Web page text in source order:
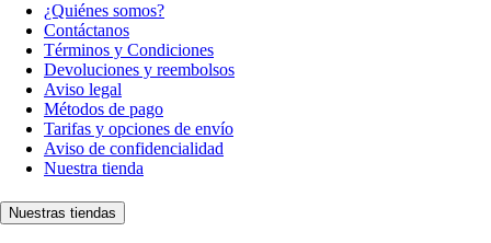
¿Quiénes somos?
Contáctanos
Términos y Condiciones
Devoluciones y reembolsos
Aviso legal
Métodos de pago
Tarifas y opciones de envío
Aviso de confidencialidad
Nuestra tienda
Nuestras tiendas